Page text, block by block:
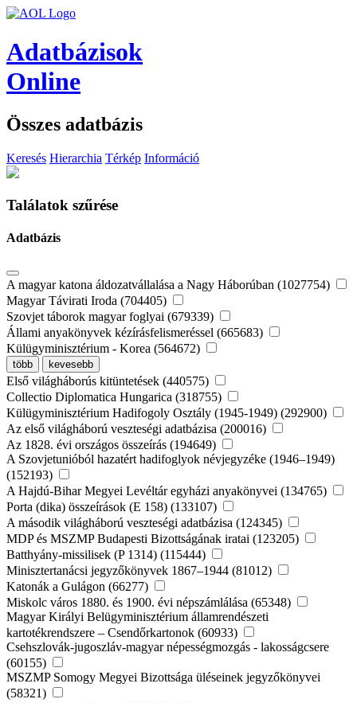
Adatbázisok
Online
Összes adatbázis
Keresés Hierarchia Térkép Információ
Találatok szűrése
Adatbázis
A magyar katona áldozatvállalása a Nagy Háborúban (1027754)
Magyar Távirati Iroda (704405)
Szovjet táborok magyar foglyai (679339)
Állami anyakönyvek kézírásfelismeréssel (665683)
Külügyminisztérium - Korea (564672)
több kevesebb
Első világháborús kitüntetések (440575)
Collectio Diplomatica Hungarica (318755)
Külügyminisztérium Hadifogoly Osztály (1945-1949) (292900)
Az első világháború veszteségi adatbázisa (200016)
Az 1828. évi országos összeírás (194649)
A Szovjetunióból hazatért hadifoglyok névjegyzéke (1946–1949)
(152193)
A Hajdú-Bihar Megyei Levéltár egyházi anyakönyvei (134765)
Porta (dika) összeírások (E 158) (133107)
A második világháború veszteségi adatbázisa (124345)
MDP és MSZMP Budapesti Bizottságának iratai (123205)
Batthyány-missilisek (P 1314) (115444)
Minisztertanácsi jegyzőkönyvek 1867–1944 (81012)
Katonák a Gulágon (66277)
Miskolc város 1880. és 1900. évi népszámlálása (65348)
Magyar Királyi Belügyminisztérium államrendészeti
kartotékrendszere – Csendőrkartonok (60933)
Csehszlovák-jugoszláv-magyar népességmozgás - lakosságcsere
(60155)
MSZMP Somogy Megyei Bizottsága üléseinek jegyzőkönyvei
(58321)